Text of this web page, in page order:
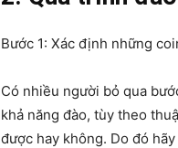
Bước 1: Xác định những
Có nhiều người bỏ qua
khả năng đào, tùy theo
được hay không. Do đó